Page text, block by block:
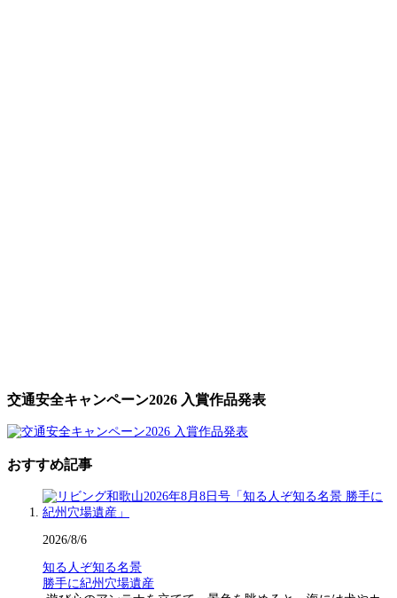
交通安全キャンペーン2026 入賞作品発表
おすすめ記事
2026/8/6
知る人ぞ知る名景
勝手に紀州穴場遺産